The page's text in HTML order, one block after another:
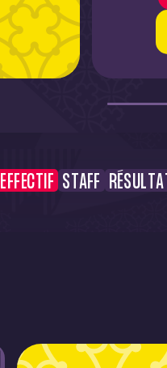
EFFECTIF STAFF